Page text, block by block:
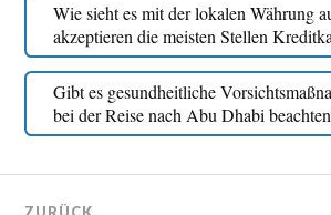
Wie sieht es mit der lokalen Währung
akzeptieren die meisten Stellen
Gibt es gesundheitliche
bei der Reise nach Abu Dhabi